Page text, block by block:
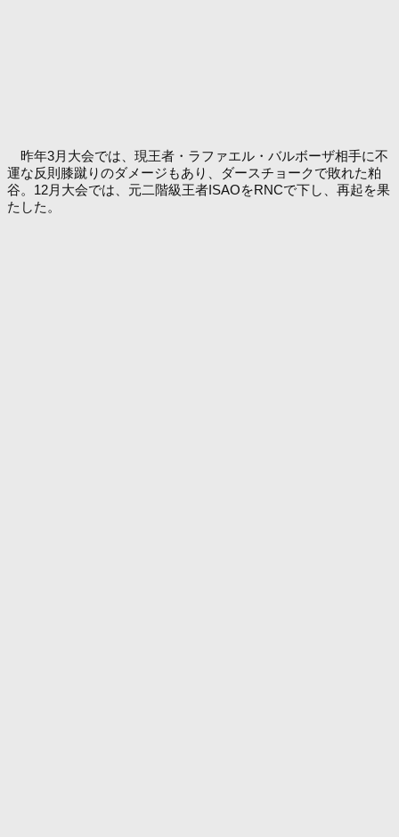
昨年3月大会では、現王者・ラファエル・バルボーザ相手に不
運な反則膝蹴りのダメージもあり、ダースチョークで敗れた粕
谷。12月大会では、元二階級王者ISAOをRNCで下し、再起を果
たした。